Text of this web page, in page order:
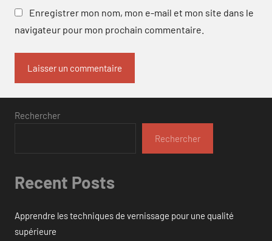
Enregistrer mon nom, mon e-mail et mon site dans le
navigateur pour mon prochain commentaire.
Rechercher
Rechercher
Recent Posts
Apprendre les techniques de vernissage pour une qualité
supérieure